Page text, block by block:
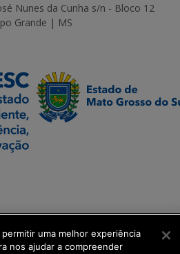
Nunes da Cunha s/n - Bloco 12
Grande | MS
uma melhor experiência
nos ajudar a compreender